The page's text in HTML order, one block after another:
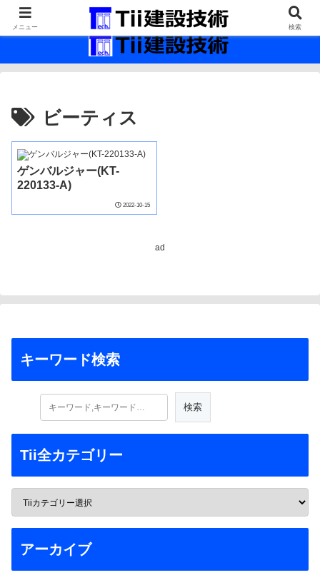
最新の建設技術の情報インフラ。
ビーティス
ゲンバルジャー(KT-
220133-A)
2022-10-15
ad
キーワード検索
Tii全カテゴリー
アーカイブ
メニュー 検索